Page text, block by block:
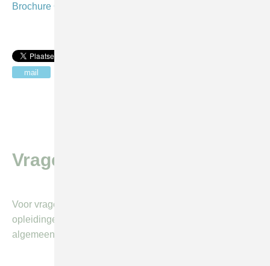
Brochure Opleidingen.
mail
Vragen of meer info?
Voor vragen of meer informatie over één van onze
opleidingen kunt u vrijblijvend contact opnemen via het
algemeen